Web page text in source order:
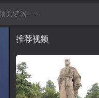
推荐视频